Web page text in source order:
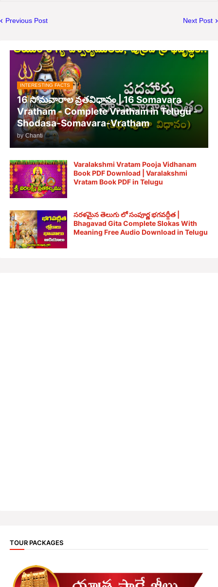
Previous Post Next Post
INTERESTING FACTS
16 సోమవారాల వ్రతవిధానం | 16 Somavara
Vratham - Complete Vratham in Telugu -
Shodasa-Somavara-Vratham
by Chanti
Varalakshmi Vratam Pooja Vidhanam
Book PDF Download | Varalakshmi
Vratam Book PDF in Telugu
సరళమైన తెలుగు లో సంపూర్ణ భగవద్గీత |
Bhagavad Gita Complete Slokas With
Meaning Free Audio Download in Telugu
TOUR PACKAGES